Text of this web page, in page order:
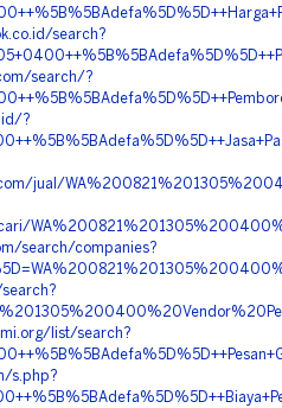
search?
search/?
?
jual/
search/companies?
list/search?
s.php?